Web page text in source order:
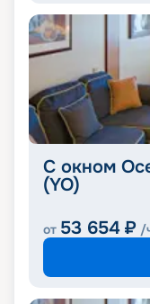
С окном
(YO)
от 53 654 ₽ /